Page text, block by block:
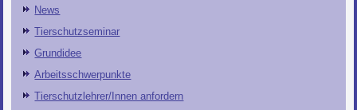
News
Tierschutzseminar
Grundidee
Arbeitsschwerpunkte
Tierschutzlehrer/Innen anfordern